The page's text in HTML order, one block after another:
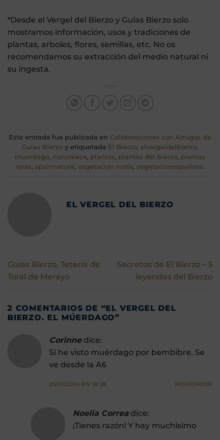
*Desde el Vergel del Bierzo y Guías Bierzo solo
mostramos información, usos y tradiciones de
plantas, arboles, flores, semillas, etc. No os
recomendamos su extracción del medio natural ni
su ingesta.
Esta entrada fue publicada en Colaboraciones con Amigos de
Guías Bierzo y etiquetada El Bierzo, elvergeldelbierzo,
muerdago, naturaleza, plantas, plantas del bierzo, plantas
raras, spainnature, vegetacion norte, vegetacionespañola.
EL VERGEL DEL BIERZO
Guías Bierzo, Tetería de
Toral de Merayo
Secretos de El Bierzo – 5
leyendas del Bierzo
2 COMENTARIOS DE “EL VERGEL DEL
BIERZO. EL MÚERDAGO”
Corinne dice:
Sí he visto muérdago por bembibre. Se
ve desde la A6
25/01/2024 EN 18:28 RESPONDER
Noelia Correa dice:
¡Tienes razón! Y hay muchísimo